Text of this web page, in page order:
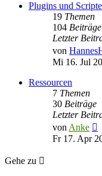
Plugins und Scripte
19 Themen
104 Beiträge
Letzter
von
Mi 16. Jul
Ressourcen
7 Themen
30 Beiträge
Letzter
von Anke
Fr 17. Apr
Gehe zu